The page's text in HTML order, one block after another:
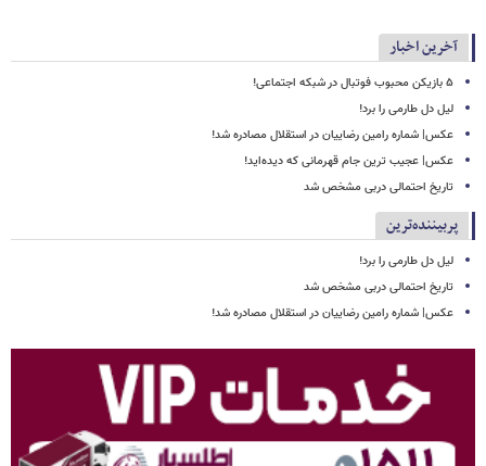
آخرین اخبار
۵ بازیکن محبوب فوتبال در شبکه اجتماعی!
لیل دل طارمی را برد!
عکس| شماره رامین رضاییان در استقلال مصادره شد!
عکس| عجیب ترین جام قهرمانی که دیده‌اید!
تاریخ احتمالی دربی مشخص شد
پربیننده‌ترین
لیل دل طارمی را برد!
تاریخ احتمالی دربی مشخص شد
عکس| شماره رامین رضاییان در استقلال مصادره شد!